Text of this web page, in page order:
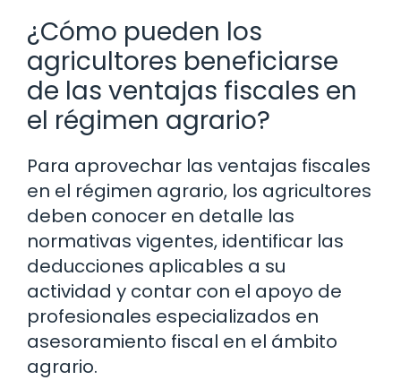
¿Cómo pueden los
agricultores beneficiarse
de las ventajas fiscales en
el régimen agrario?
Para aprovechar las ventajas fiscales
en el régimen agrario, los agricultores
deben conocer en detalle las
normativas vigentes, identificar las
deducciones aplicables a su
actividad y contar con el apoyo de
profesionales especializados en
asesoramiento fiscal en el ámbito
agrario.